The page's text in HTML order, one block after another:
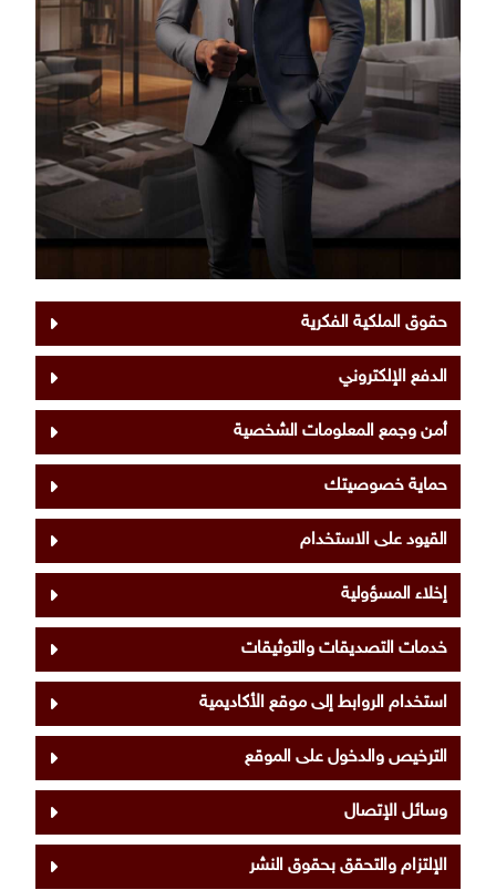
حقوق الملكية الفكرية
الدفع الإلكتروني
أمن وجمع المعلومات الشخصية
حماية خصوصيتك
القيود على الاستخدام
إخلاء المسؤولية
خدمات التصديقات والتوثيقات
استخدام الروابط إلى موقع الأكاديمية
الترخيص والدخول على الموقع
وسائل الإتصال
الإلتزام والتحقق بحقوق النشر